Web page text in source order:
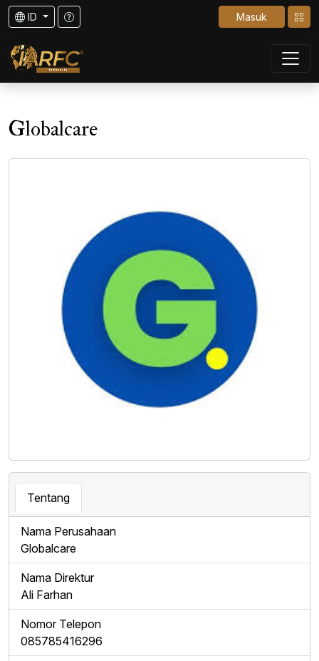
ID Masuk
Globalcare
Tentang
Nama Perusahaan
Globalcare
Nama Direktur
Ali Farhan
Nomor Telepon
085785416296